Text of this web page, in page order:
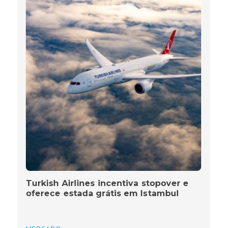
Turkish Airlines incentiva stopover e
oferece estada grátis em Istambul